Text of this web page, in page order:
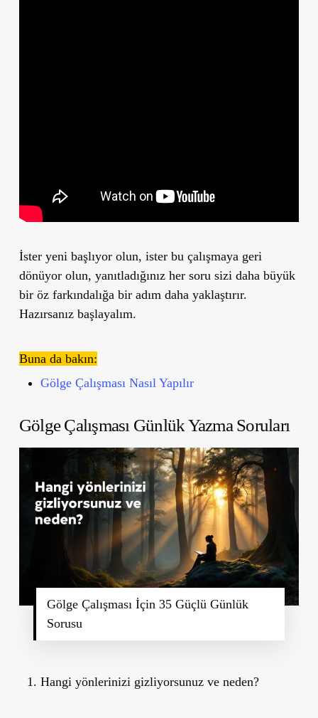
İster yeni başlıyor olun, ister bu çalışmaya geri
dönüyor olun, yanıtladığınız her soru sizi daha büyük
bir öz farkındalığa bir adım daha yaklaştırır.
Hazırsanız başlayalım.
Buna da bakın:
Gölge Çalışması Nasıl Yapılır
Gölge Çalışması Günlük Yazma Soruları
Gölge Çalışması İçin 35 Güçlü Günlük
Sorusu
Hangi yönlerinizi gizliyorsunuz ve neden?